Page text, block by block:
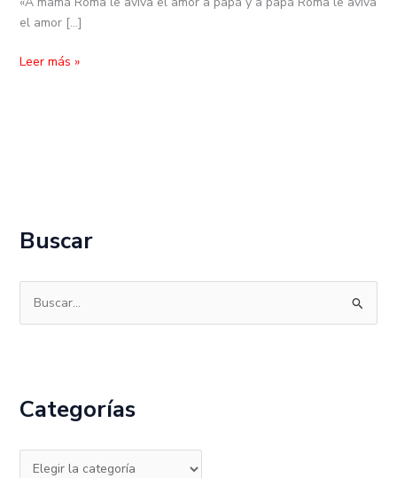
el amor […]
Leer más »
Buscar
u
a
p
Categorías